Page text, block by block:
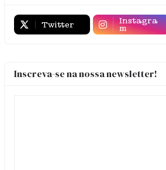
Twitter Instagra
m
Inscreva-se na nossa newsletter!